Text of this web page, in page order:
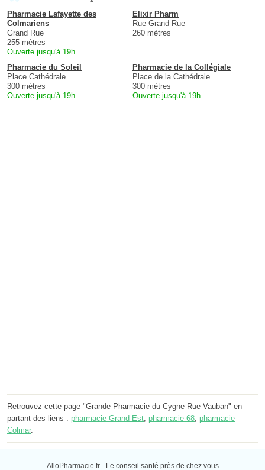
Pharmacie Lafayette des
Colmariens
Grand Rue
255 mètres
Ouverte jusqu'à 19h
Elixir Pharm
Rue Grand Rue
260 mètres
Pharmacie du Soleil
Place Cathédrale
300 mètres
Ouverte jusqu'à 19h
Pharmacie de la Collégiale
Place de la Cathédrale
300 mètres
Ouverte jusqu'à 19h
Retrouvez cette page "Grande Pharmacie du Cygne Rue Vauban" en
partant des liens : pharmacie Grand-Est pharmacie 68 pharmacie
Colmar.
AlloPharmacie.fr - Le conseil santé près de chez vous